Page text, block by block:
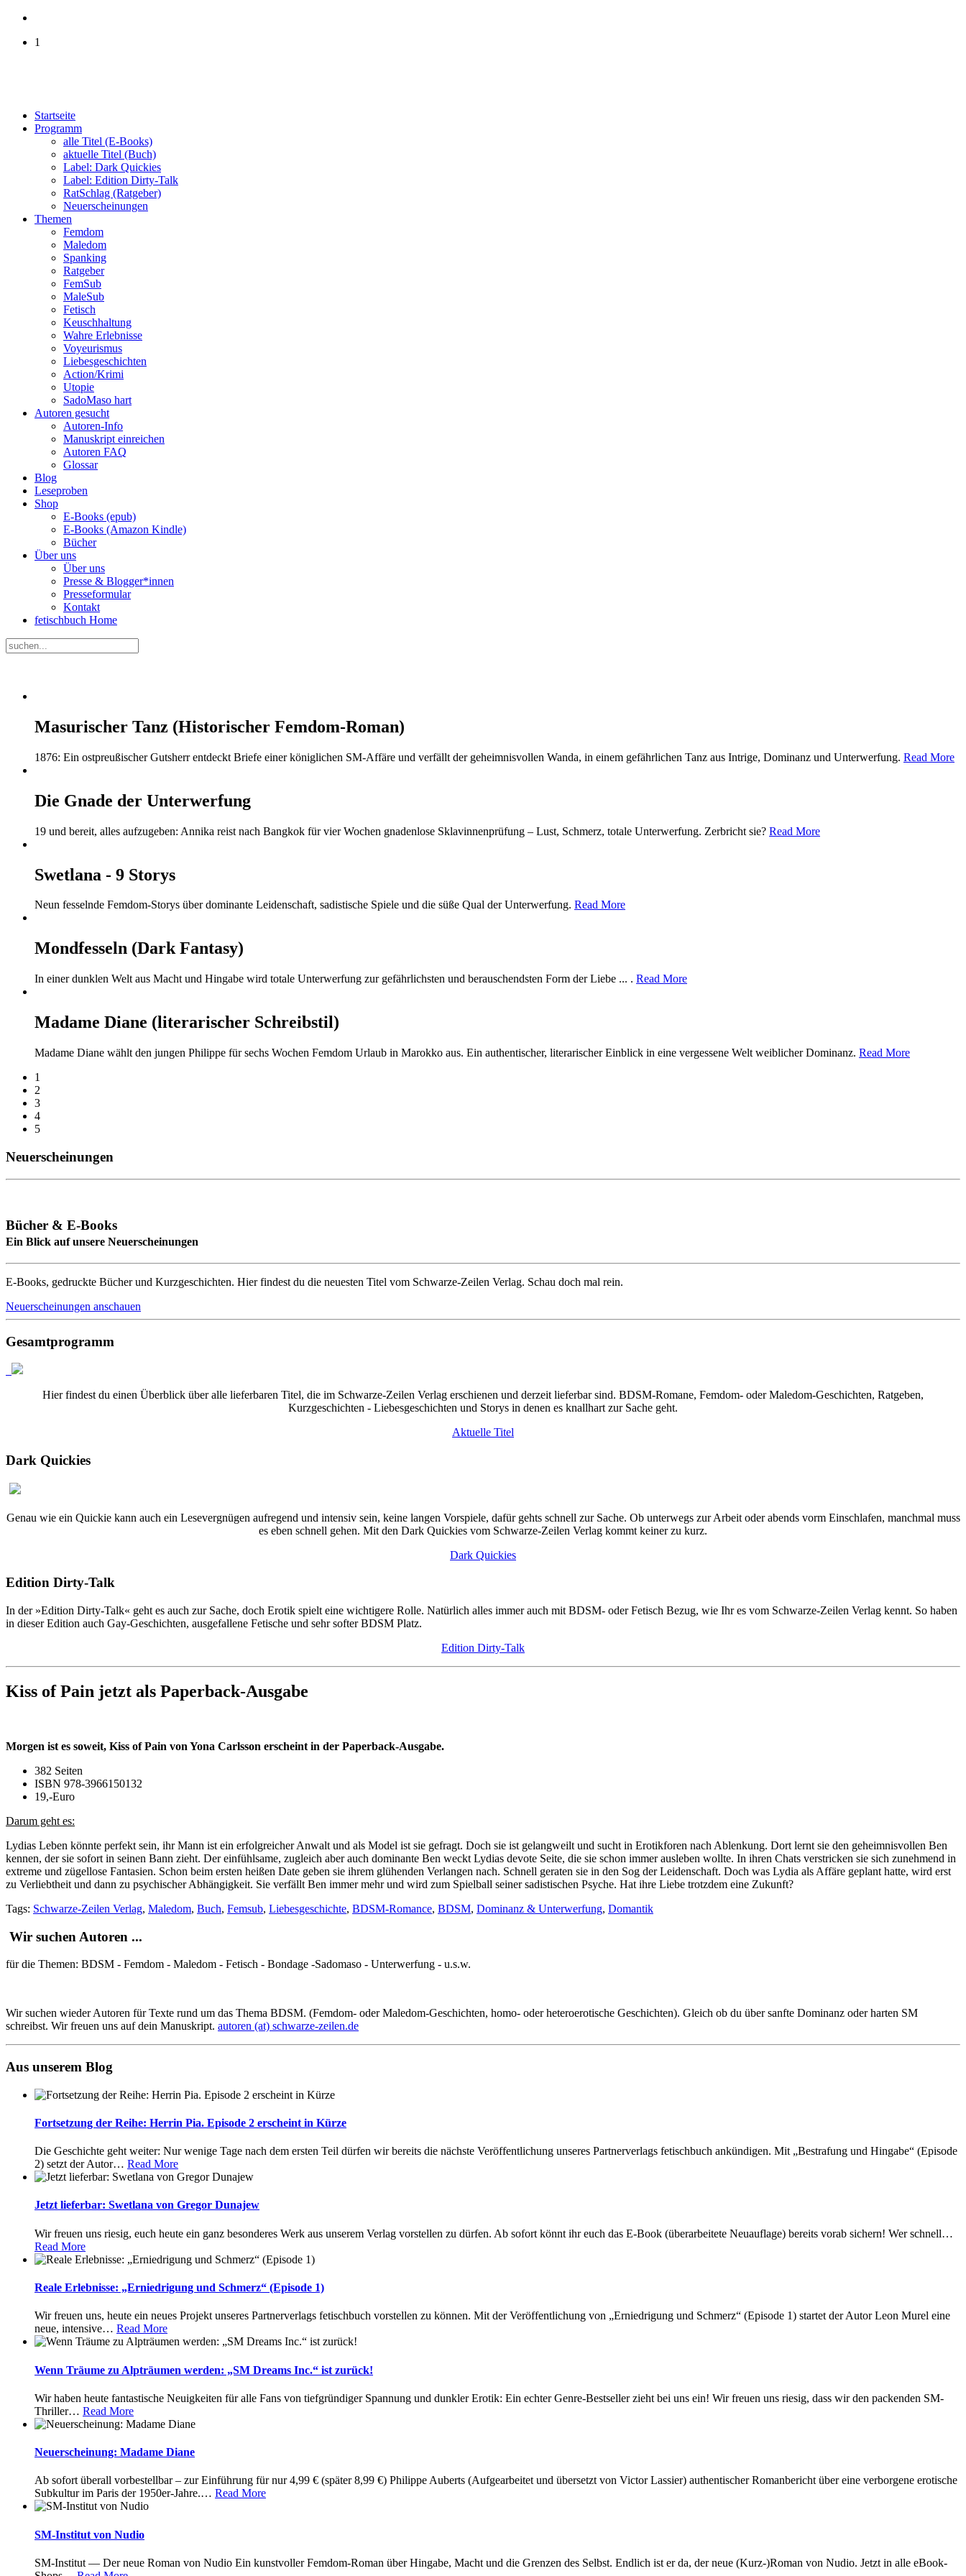
1
Startseite
Programm
alle Titel (E-Books)
aktuelle Titel (Buch)
Label: Dark Quickies
Label: Edition Dirty-Talk
RatSchlag (Ratgeber)
Neuerscheinungen
Themen
Femdom
Maledom
Spanking
Ratgeber
FemSub
MaleSub
Fetisch
Keuschhaltung
Wahre Erlebnisse
Voyeurismus
Liebesgeschichten
Action/Krimi
Utopie
SadoMaso hart
Autoren gesucht
Autoren-Info
Manuskript einreichen
Autoren FAQ
Glossar
Blog
Leseproben
Shop
E-Books (epub)
E-Books (Amazon Kindle)
Bücher
Über uns
Über uns
Presse & Blogger*innen
Presseformular
Kontakt
fetischbuch Home
Masurischer Tanz (Historischer Femdom-Roman)
1876: Ein ostpreußischer Gutsherr entdeckt Briefe einer königlichen SM-Affäre und verfällt der geheimnisvollen Wanda, in einem gefährlichen Tanz aus Intrige, Dominanz und Unterwerfung. Read More
Die Gnade der Unterwerfung
19 und bereit, alles aufzugeben: Annika reist nach Bangkok für vier Wochen gnadenlose Sklavinnenprüfung – Lust, Schmerz, totale Unterwerfung. Zerbricht sie? Read More
Swetlana - 9 Storys
Neun fesselnde Femdom-Storys über dominante Leidenschaft, sadistische Spiele und die süße Qual der Unterwerfung. Read More
Mondfesseln (Dark Fantasy)
In einer dunklen Welt aus Macht und Hingabe wird totale Unterwerfung zur gefährlichsten und berauschendsten Form der Liebe ... . Read More
Madame Diane (literarischer Schreibstil)
Madame Diane wählt den jungen Philippe für sechs Wochen Femdom Urlaub in Marokko aus. Ein authentischer, literarischer Einblick in eine vergessene Welt weiblicher Dominanz. Read More
1
2
3
4
5
Neuerscheinungen
Bücher & E-Books
Ein Blick auf unsere Neuerscheinungen
E-Books, gedruckte Bücher und Kurzgeschichten. Hier findest du die neuesten Titel vom Schwarze-Zeilen Verlag. Schau doch mal rein.
Neuerscheinungen anschauen
Gesamtprogramm
Hier findest du einen Überblick über alle lieferbaren Titel, die im Schwarze-Zeilen Verlag erschienen und derzeit lieferbar sind. BDSM-Romane, Femdom- oder Maledom-Geschichten, Ratgeben,
Kurzgeschichten - Liebesgeschichten und Storys in denen es knallhart zur Sache geht.
Aktuelle Titel
Dark Quickies
Genau wie ein Quickie kann auch ein Lesevergnügen aufregend und intensiv sein, keine langen Vorspiele, dafür gehts schnell zur Sache. Ob unterwegs zur Arbeit oder abends vorm Einschlafen, manchmal muss
es eben schnell gehen. Mit den Dark Quickies vom Schwarze-Zeilen Verlag kommt keiner zu kurz.
Dark Quickies
Edition Dirty-Talk
In der »Edition Dirty-Talk« geht es auch zur Sache, doch Erotik spielt eine wichtigere Rolle. Natürlich alles immer auch mit BDSM- oder Fetisch Bezug, wie Ihr es vom Schwarze-Zeilen Verlag kennt. So haben
in dieser Edition auch Gay-Geschichten, ausgefallene Fetische und sehr softer BDSM Platz.
Edition Dirty-Talk
Kiss of Pain jetzt als Paperback-Ausgabe
Morgen ist es soweit, Kiss of Pain von Yona Carlsson erscheint in der Paperback-Ausgabe.
382 Seiten
ISBN 978-3966150132
19,-Euro
Darum geht es:
Lydias Leben könnte perfekt sein, ihr Mann ist ein erfolgreicher Anwalt und als Model ist sie gefragt. Doch sie ist gelangweilt und sucht in Erotikforen nach Ablenkung. Dort lernt sie den geheimnisvollen Ben
kennen, der sie sofort in seinen Bann zieht. Der einfühlsame, zugleich aber auch dominante Ben weckt Lydias devote Seite, die sie schon immer ausleben wollte. In ihren Chats verstricken sie sich zunehmend in
extreme und zügellose Fantasien. Schon beim ersten heißen Date geben sie ihrem glühenden Verlangen nach. Schnell geraten sie in den Sog der Leidenschaft. Doch was Lydia als Affäre geplant hatte, wird erst
zu Verliebtheit und dann zu psychischer Abhängigkeit. Sie verfällt Ben immer mehr und wird zum Spielball seiner sadistischen Psyche. Hat ihre Liebe trotzdem eine Zukunft?
Tags: Schwarze-Zeilen Verlag, Maledom, Buch, Femsub, Liebesgeschichte, BDSM-Romance, BDSM, Dominanz & Unterwerfung, Domantik
Wir suchen Autoren ...
für die Themen: BDSM - Femdom - Maledom - Fetisch - Bondage -Sadomaso - Unterwerfung - u.s.w.
Wir suchen wieder Autoren für Texte rund um das Thema BDSM. (Femdom- oder Maledom-Geschichten, homo- oder heteroerotische Geschichten). Gleich ob du über sanfte Dominanz oder harten SM
schreibst. Wir freuen uns auf dein Manuskript. autoren (at) schwarze-zeilen.de
Aus unserem Blog
Fortsetzung der Reihe: Herrin Pia. Episode 2 erscheint in Kürze
Die Geschichte geht weiter: Nur wenige Tage nach dem ersten Teil dürfen wir bereits die nächste Veröffentlichung unseres Partnerverlags fetischbuch ankündigen. Mit „Bestrafung und Hingabe“ (Episode
2) setzt der Autor… Read More
Jetzt lieferbar: Swetlana von Gregor Dunajew
Wir freuen uns riesig, euch heute ein ganz besonderes Werk aus unserem Verlag vorstellen zu dürfen. Ab sofort könnt ihr euch das E-Book (überarbeitete Neuauflage) bereits vorab sichern! Wer schnell…
Read More
Reale Erlebnisse: „Erniedrigung und Schmerz“ (Episode 1)
Wir freuen uns, heute ein neues Projekt unseres Partnerverlags fetischbuch vorstellen zu können. Mit der Veröffentlichung von „Erniedrigung und Schmerz“ (Episode 1) startet der Autor Leon Murel eine
neue, intensive… Read More
Wenn Träume zu Alpträumen werden: „SM Dreams Inc.“ ist zurück!
Wir haben heute fantastische Neuigkeiten für alle Fans von tiefgründiger Spannung und dunkler Erotik: Ein echter Genre-Bestseller zieht bei uns ein! Wir freuen uns riesig, dass wir den packenden SM-
Thriller… Read More
Neuerscheinung: Madame Diane
Ab sofort überall vorbestellbar – zur Einführung für nur 4,99 € (später 8,99 €) Philippe Auberts (Aufgearbeitet und übersetzt von Victor Lassier) authentischer Romanbericht über eine verborgene erotische
Subkultur im Paris der 1950er-Jahre.… Read More
SM-Institut von Nudio
SM-Institut — Der neue Roman von Nudio Ein kunstvoller Femdom-Roman über Hingabe, Macht und die Grenzen des Selbst. Endlich ist er da, der neue (Kurz-)Roman von Nudio. Jetzt in alle eBook-